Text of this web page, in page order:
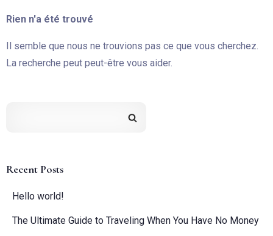
Rien n'a été trouvé
Il semble que nous ne trouvions pas ce que vous cherchez.
La recherche peut peut-être vous aider.
Recent Posts
Hello world!
The Ultimate Guide to Traveling When You Have No Money